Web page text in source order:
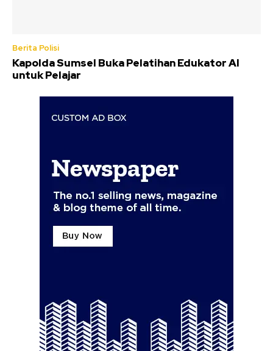
Berita Polisi
Kapolda Sumsel Buka Pelatihan Edukator AI
untuk Pelajar